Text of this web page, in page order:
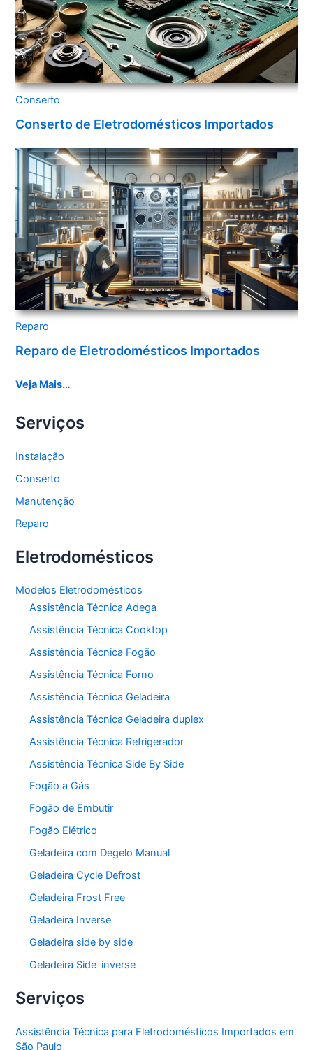
Conserto
Conserto de Eletrodomésticos Importados
Reparo
Reparo de Eletrodomésticos Importados
Veja Mais…
Serviços
Instalação
Conserto
Manutenção
Reparo
Eletrodomésticos
Modelos Eletrodomésticos
Assistência Técnica Adega
Assistência Técnica Cooktop
Assistência Técnica Fogão
Assistência Técnica Forno
Assistência Técnica Geladeira
Assistência Técnica Geladeira duplex
Assistência Técnica Refrigerador
Assistência Técnica Side By Side
Fogão a Gás
Fogão de Embutir
Fogão Elétrico
Geladeira com Degelo Manual
Geladeira Cycle Defrost
Geladeira Frost Free
Geladeira Inverse
Geladeira side by side
Geladeira Side-inverse
Serviços
Assistência Técnica para Eletrodomésticos Importados em
São Paulo